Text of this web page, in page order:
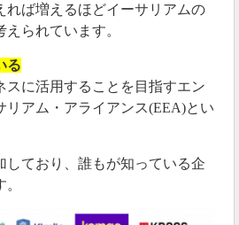
れば増えるほどイーサリアムの
られています。
る
スに活用することを目指すエン
リアム・アライアンス(EEA)とい
しており、誰もが知っている企